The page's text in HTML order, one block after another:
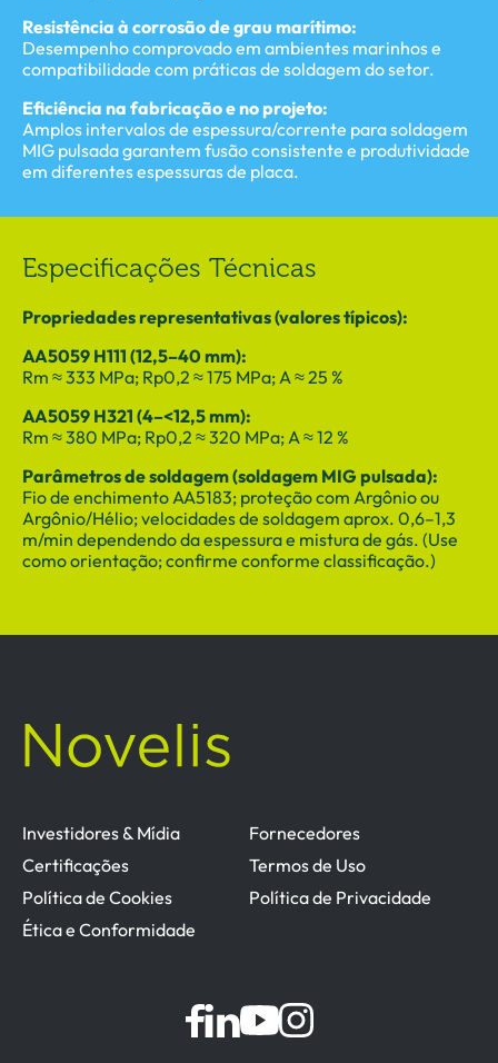
Resistência à corrosão de grau marítimo:
Desempenho comprovado em ambientes marinhos e
compatibilidade com práticas de soldagem do setor.
Eficiência na fabricação e no projeto:
Amplos intervalos de espessura/corrente para soldagem
MIG pulsada garantem fusão consistente e produtividade
em diferentes espessuras de placa.
Especificações Técnicas
Propriedades representativas (valores típicos):
AA5059 H111 (12,5–40 mm):
Rm ≈ 333 MPa; Rp0,2 ≈ 175 MPa; A ≈ 25 %
AA5059 H321 (4–<12,5 mm):
Rm ≈ 380 MPa; Rp0,2 ≈ 320 MPa; A ≈ 12 %
Parâmetros de soldagem (soldagem MIG pulsada):
Fio de enchimento AA5183; proteção com Argônio ou
Argônio/Hélio; velocidades de soldagem aprox. 0,6–1,3
m/min dependendo da espessura e mistura de gás. (Use
como orientação; confirme conforme classificação.)
Investidores & Mídia
Fornecedores
Certificações
Termos de Uso
Política de Cookies
Política de Privacidade
Ética e Conformidade